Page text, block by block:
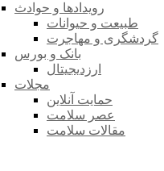
رویدادها و حوادث
طبیعت و حیوانات
گردشگری و مهاجرت
بانک و بورس
ارزدیجیتال
مجلات
حمایت آنلاین
عصر سلامت
مقالات سلامت